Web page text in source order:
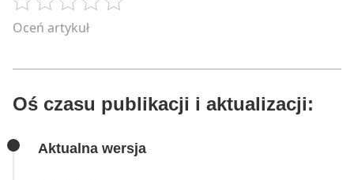
Oceń artykuł
Oś czasu publikacji i aktualizacji:
Aktualna wersja